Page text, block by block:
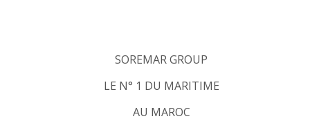
SOREMAR GROUP
LE N° 1 DU MARITIME
AU MAROC